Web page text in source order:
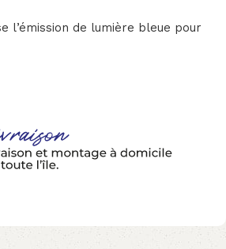
l’émission de lumière bleue pour